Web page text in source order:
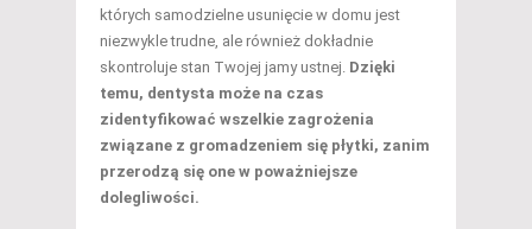
których samodzielne usunięcie w domu jest
niezwykle trudne, ale również dokładnie
skontroluje stan Twojej jamy ustnej. Dzięki
temu, dentysta może na czas
zidentyfikować wszelkie zagrożenia
związane z gromadzeniem się płytki, zanim
przerodzą się one w poważniejsze
dolegliwości.